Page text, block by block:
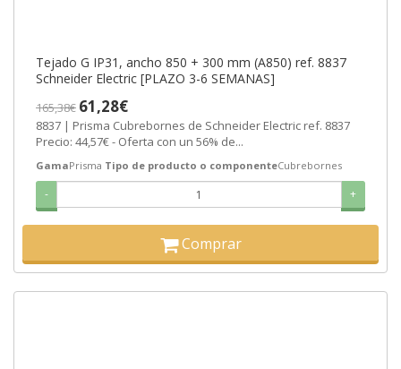
Tejado G IP31, ancho 850 + 300 mm (A850) ref. 8837
Schneider Electric [PLAZO 3-6 SEMANAS]
165,38€ 61,28€
8837 | Prisma Cubrebornes de Schneider Electric ref. 8837
Precio: 44,57€ - Oferta con un 56% de...
GamaPrisma Tipo de producto o componenteCubrebornes
- +
Comprar